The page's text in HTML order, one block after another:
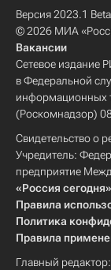
Версия 2023.1 Beta
© 2026 МИА
Вакансии
Сетевое издание
в Федеральной
информационных
(Роскомнадзор)
Свидетельство о
Учредитель:
предприятие
«Россия сегодня»
Правила
Политика
Правила
Главный редактор: